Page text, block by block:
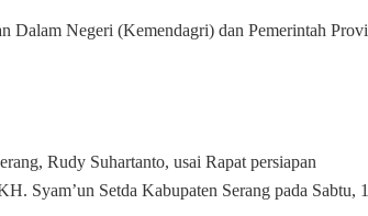
Dalam Negeri (Kemendagri) dan Pemerintah
Rudy Suhartanto, usai Rapat persiapan
Syam’un Setda Kabupaten Serang pada Sabtu,